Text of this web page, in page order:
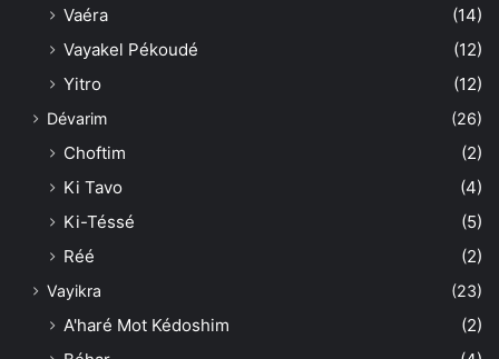
Vaéra
(14)
Vayakel Pékoudé
(12)
Yitro
(12)
Dévarim (26)
Choftim
(2)
Ki Tavo
(4)
Ki-Téssé
(5)
Réé
(2)
Vayikra (23)
A'haré Mot Kédoshim
(2)